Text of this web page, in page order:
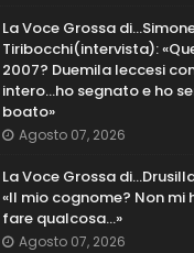
La Voce Grossa
Tiribocchi(intervista):
2007? Duemila leccesi
intero...ho segnato e ho
boato»
Agosto 07, 2026
La Voce Grossa
«Il mio cognome? Non mi
fare qualcosa…»
Agosto 07, 2026